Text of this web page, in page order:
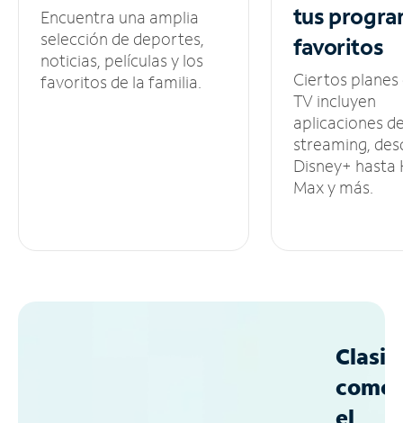
Encuentra una amplia
selección de deportes,
noticias, películas y los
favoritos de la familia.
tus
favoritos
Ciertos planes
TV incluyen
aplicaciones
streaming,
Disney+ hasta
Max y más.
como
el